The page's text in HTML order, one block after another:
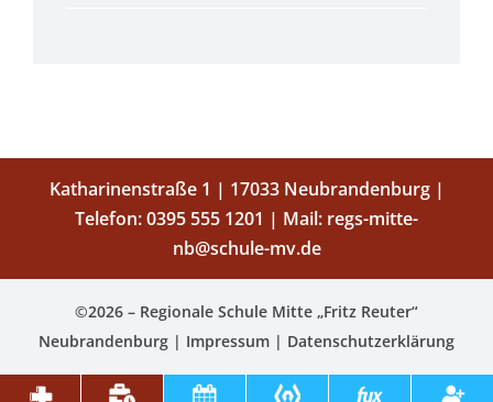
Katharinenstraße 1 | 17033 Neubrandenburg |
Telefon:0395 555 1201 | Mail: regs-mitte-
nb@schule-mv.de
©2026 – Regionale Schule Mitte „Fritz Reuter“
Neubrandenburg | Impressum | Datenschutzerklärung